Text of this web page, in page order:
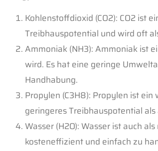
Kohlenstoffdioxid (CO2): CO2 ist
Treibhauspotential und wird oft
Ammoniak (NH3): Ammoniak ist
wird. Es hat eine geringe
Handhabung.
Propylen (C3H8): Propylen ist
geringeres Treibhauspotential
Wasser (H2O): Wasser ist auch
kosteneffizient und einfach zu